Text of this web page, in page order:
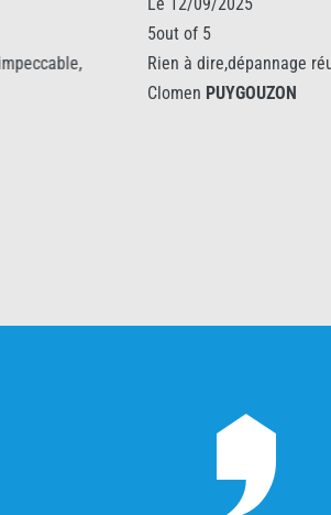
Rien à dire,dépannage réussi en temps
PUYGOUZON